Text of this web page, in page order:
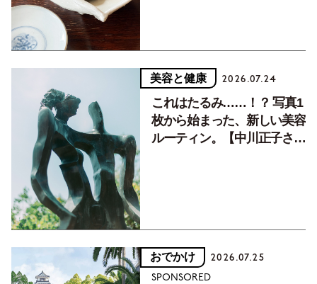
美容と健康 2026.07.24
これはたるみ……！？ 写真1
枚から始まった、新しい美容
ルーティン。【中川正子さん
おでかけ 2026.07.25
SPONSORED